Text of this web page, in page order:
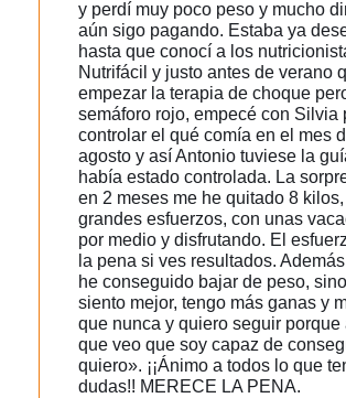
y perdí muy poco peso y mucho
aún sigo pagando. Estaba ya
hasta que conocí a los
Nutrifácil y justo antes de verano
empezar la terapia de choque
semáforo rojo, empecé con Silvia
controlar el qué comía en el mes
agosto y así Antonio tuviese la
había estado controlada. La
en 2 meses me he quitado 8
grandes esfuerzos, con unas
por medio y disfrutando. El
la pena si ves resultados.
he conseguido bajar de peso,
siento mejor, tengo más ganas y
que nunca y quiero seguir porque
que veo que soy capaz de
quiero». ¡¡Ánimo a todos lo que
dudas!! MERECE LA PENA.